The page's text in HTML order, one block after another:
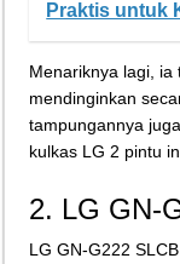
Praktis untuk
Menariknya lagi,
mendinginkan
tampungannya
kulkas LG 2 pintu
2. LG GN-
LG GN-G222